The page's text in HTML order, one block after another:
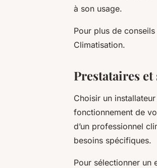
à son usage.
Pour plus de
Climatisation.
Prestataires
Choisir un
fonctionnement de
d’un professionnel
besoins spécifiques.
Pour sélectionner un